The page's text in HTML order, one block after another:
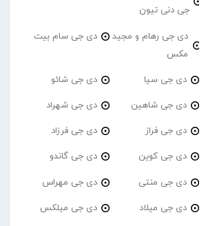
جی دنی تیون
دی جی رهام و مجید
مکس
دی جی سام بیت
دی جی سیا دی جی شائو
دی جی شاهین دی جی شهراد
دی جی فراز دی جی فرزاد
دی جی کوین دی جی گاندو
دی جی منتی دی جی مهراس
دی جی میلاد دی جی میلکس